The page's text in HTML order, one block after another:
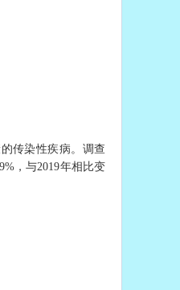
传染性疾病。调查
，与2019年相比变